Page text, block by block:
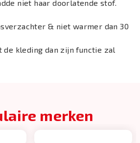
niet haar doorlatende stof.
& niet warmer dan 30
de kleding dan zijn functie zal
merken